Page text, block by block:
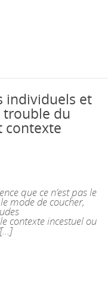
individuels et
du
contexte
que ce n’est pas le
mode de coucher,
contexte incestuel ou